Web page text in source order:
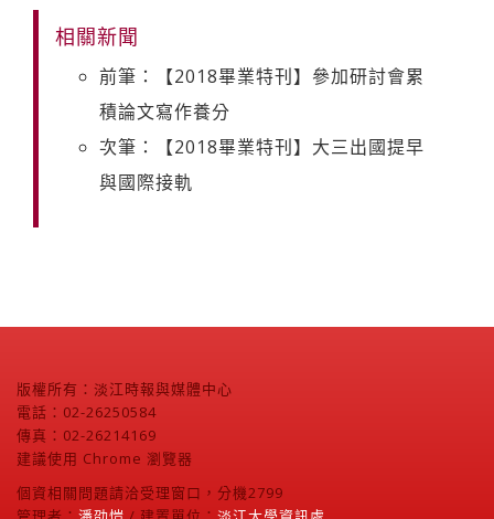
相關新聞
前筆：【2018畢業特刊】參加研討會累
積論文寫作養分
次筆：【2018畢業特刊】大三出國提早
與國際接軌
版權所有：淡江時報與媒體中心
電話：02-26250584
傳真：02-26214169
建議使用 Chrome 瀏覽器
個資相關問題請洽受理窗口，分機2799